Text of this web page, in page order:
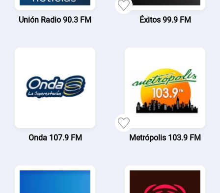
Unión Radio 90.3 FM Éxitos 99.9 FM
Onda 107.9 FM Metrópolis 103.9 FM